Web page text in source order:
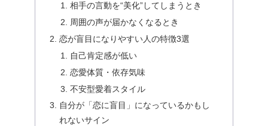
相手の言動を“美化”してしまうとき
周囲の声が届かなくなるとき
恋が盲目になりやすい人の特徴3選
自己肯定感が低い
恋愛体質・依存気味
不安型愛着スタイル
自分が「恋に盲目」になっているかもし
れないサイン